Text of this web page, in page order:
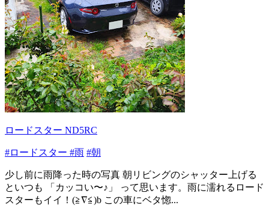
ロードスター ND5RC
#ロードスター #雨 #朝
少し前に雨降った時の写真 朝リビングのシャッター上げる
といつも 「カッコい〜♪」 って思います。雨に濡れるロード
スターもイイ！(≧∇≦)b この車にベタ惚...